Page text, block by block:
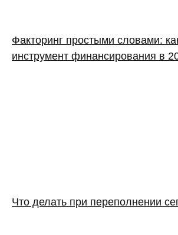
Факторинг простыми словами:
инструмент финансирования в
Что делать при переполнении